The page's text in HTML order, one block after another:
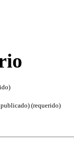
(requerido)